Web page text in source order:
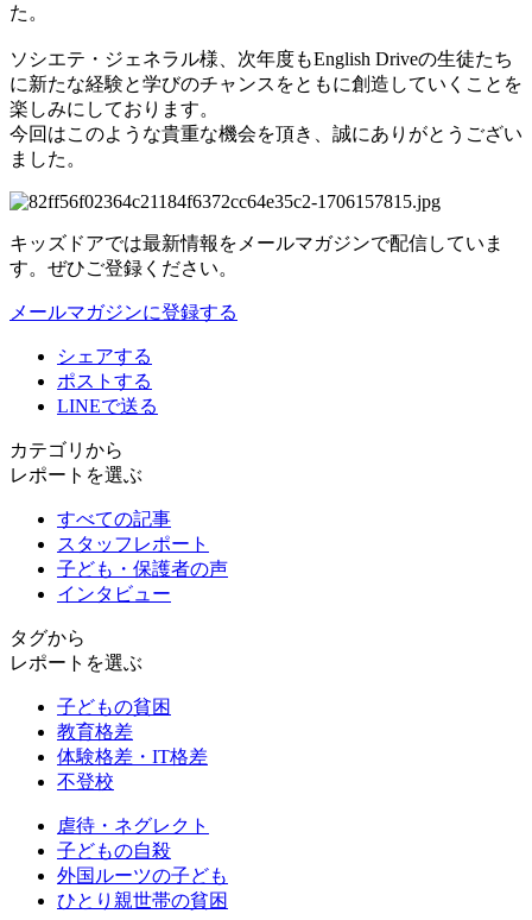
た。
ソシエテ・ジェネラル様、次年度もEnglish Driveの生徒たち
に新たな経験と学びのチャンスをともに創造していくことを
楽しみにしております。
今回はこのような貴重な機会を頂き、誠にありがとうござい
ました。
キッズドアでは最新情報をメールマガジンで配信していま
す。ぜひご登録ください。
メールマガジンに登録する
シェアする
ポストする
LINEで送る
カテゴリから
レポートを選ぶ
すべての記事
スタッフレポート
子ども・保護者の声
インタビュー
タグから
レポートを選ぶ
子どもの貧困
教育格差
体験格差・IT格差
不登校
虐待・ネグレクト
子どもの自殺
外国ルーツの子ども
ひとり親世帯の貧困